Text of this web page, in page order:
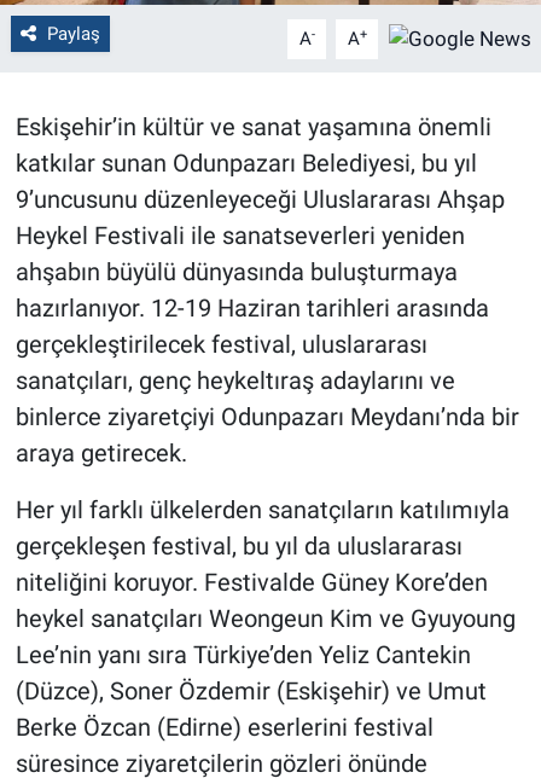
Paylaş A- A+
Eskişehir’in kültür ve sanat yaşamına önemli
katkılar sunan Odunpazarı Belediyesi, bu yıl
9’uncusunu düzenleyeceği Uluslararası Ahşap
Heykel Festivali ile sanatseverleri yeniden
ahşabın büyülü dünyasında buluşturmaya
hazırlanıyor. 12-19 Haziran tarihleri arasında
gerçekleştirilecek festival, uluslararası
sanatçıları, genç heykeltıraş adaylarını ve
binlerce ziyaretçiyi Odunpazarı Meydanı’nda bir
araya getirecek.
Her yıl farklı ülkelerden sanatçıların katılımıyla
gerçekleşen festival, bu yıl da uluslararası
niteliğini koruyor. Festivalde Güney Kore’den
heykel sanatçıları Weongeun Kim ve Gyuyoung
Lee’nin yanı sıra Türkiye’den Yeliz Cantekin
(Düzce), Soner Özdemir (Eskişehir) ve Umut
Berke Özcan (Edirne) eserlerini festival
süresince ziyaretçilerin gözleri önünde
Genel
Yerel
Magazin
Bilim ve Teknoloji